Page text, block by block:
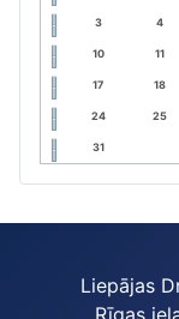
3 4
10 11
17 18
24 25
31
Liepājas